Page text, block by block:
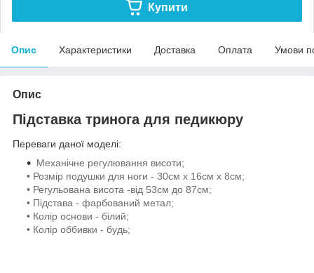
Купити
Опис Характеристики Доставка Оплата Умови
Опис
Підставка тринога для педикюру
Переваги даної моделі:
Механічне регулювання висоти;
• Розмір подушки для ноги - 30см х 16см х 8см;
• Регульована висота -від 53см до 87см;
• Підстава - фарбований метал;
• Колір основи - білий;
• Колір оббивки - будь;